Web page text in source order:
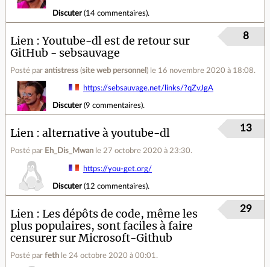
Discuter(14 commentaires).
Lien
Youtube-dl est de retour sur
GitHub - sebsauvage
Posté par antistress (site web personnel ) le 16 novembre 2020 à 18:08.
8
https://sebsauvage.net/links/?qZvJgA
Discuter(9 commentaires).
Lien alternative à youtube-dl
Posté par Eh_Dis_Mwan le 27 octobre 2020 à 23:30.
13
https://you-get.org/
Discuter(12 commentaires).
Lien
Les dépôts de code, même les
plus populaires, sont faciles à faire
censurer sur Microsoft-Github
Posté par feth le 24 octobre 2020 à 00:01 .
29